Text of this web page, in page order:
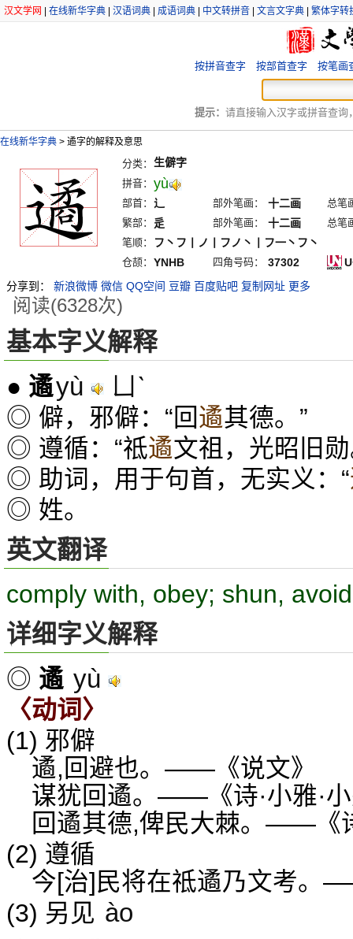
汉文学网 在线新华字典 汉语词典 成语词典 中文转拼音 文言文字典 繁体字转
按拼音查字 按部首查字 按笔画
提示： 请直接输入汉字或拼音查询
在线新华字典 > 遹字的解释及意思
分类： 生僻字
拼音： yù
部首： 辶 部外笔画： 十二画
总笔
繁部：
辵 部外笔画： 十二画
总笔
笔顺：
フ丶フ丨ノ丨フノ丶丨フ一丶フ丶
仓颉： YNHB 四角号码： 37302
分享到：
新浪微博 微信 QQ空间 豆瓣 百度贴吧 复制网址 更多
阅读(6328次)
基本字义解释
● 遹yù ㄩˋ
◎ 僻，邪僻：“回遹其德。”
◎ 遵循：“祗遹文祖，光昭旧勋
◎ 助词，用于句首，无实义：“
◎ 姓。
英文翻译
comply with, obey; shun, avoid
详细字义解释
◎ 遹 yù
〈动词〉
(1) 邪僻
遹,回避也。——《说文》
谋犹回遹。——《诗·小雅·
回遹其德,俾民大棘。——《
(2) 遵循
今[治]民将在祗遹乃文考。
(3) 另见 ào